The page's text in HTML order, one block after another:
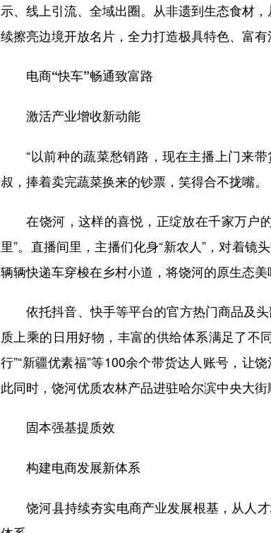
示、线上引流、全域出圈。从非遗到生态食材
续擦亮边境开放名片，全力打造极具特色、富
电商“快车”畅通致富路
激活产业增收新动能
“以前种的蔬菜愁销路，现在主播上门来带
叔，捧着卖完蔬菜换来的钞票，笑得合不拢嘴。
在饶河，这样的喜悦，正绽放在千家万户的
里”。直播间里，主播们化身“新农人”，对着
辆辆快递车穿梭在乡村小道，将饶河的原生态美
依托抖音、快手等平台的官方热门商品及头
质上乘的日用好物，丰富的供给体系满足了不
行”“新疆优素福”等100余个带货达人账号，让
此同时，饶河优质农林产品进驻哈尔滨中央大
固本强基提质效
构建电商发展新体系
饶河县持续夯实电商产业发展根基，从人才